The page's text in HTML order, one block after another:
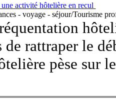
activité hôtelière en recul
- voyage - séjour/Tourisme